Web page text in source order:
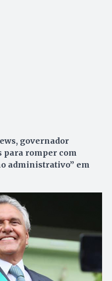
governador
para romper com
administrativo” em